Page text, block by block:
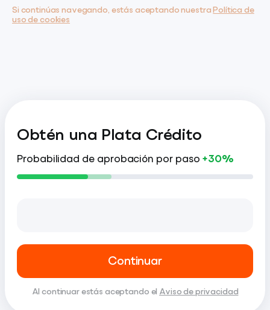
Si continúas navegando, estás aceptando nuestra Política de
uso de cookies
Obtén una Plata Crédito
Probabilidad de aprobación por paso +30%
Continuar
Al continuar estás aceptando el Aviso de privacidad